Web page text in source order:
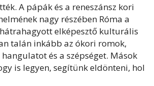
A pápák és a reneszánsz kori
nagy részében Róma a
elképesztő kulturális
talán inkább az ókori romok,
és a szépséget. Mások
is legyen, segítünk eldönteni, hol